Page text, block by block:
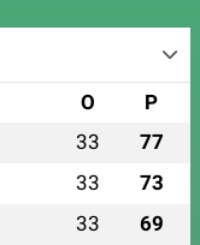
O P
33 77
33 73
33 69